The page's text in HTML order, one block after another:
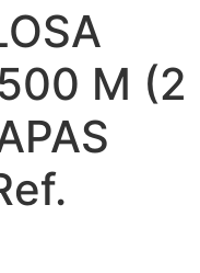
M (2